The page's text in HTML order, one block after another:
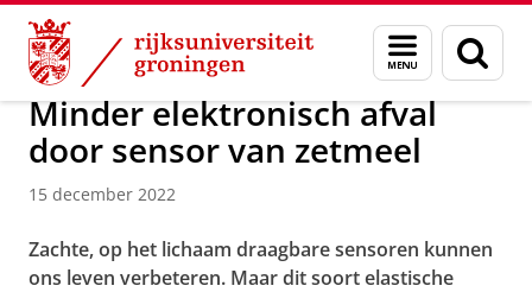
Skip
Content
Skip
Navigation
Menu
en
zoeken
Macromolecular Chemistry and New
Minder elektronisch afval
door sensor van zetmeel
15 december 2022
Zachte, op het lichaam draagbare sensoren kunnen
ons leven verbeteren. Maar dit soort elastische